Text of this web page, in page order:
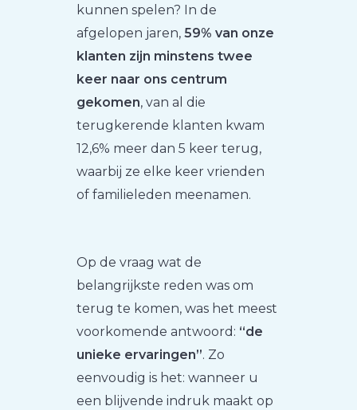
kunnen spelen? In de
afgelopen jaren,59% van onze
klanten zijn minstens twee
keer naar ons centrum
gekomen, van al die
terugkerende klanten kwam
12,6% meer dan 5 keer terug,
waarbij ze elke keer vrienden
of familieleden meenamen.
Op de vraag wat de
belangrijkste reden was om
terug te komen, was het meest
voorkomende antwoord: “de
unieke ervaringen”. Zo
eenvoudig is het: wanneer u
een blijvende indruk maakt op